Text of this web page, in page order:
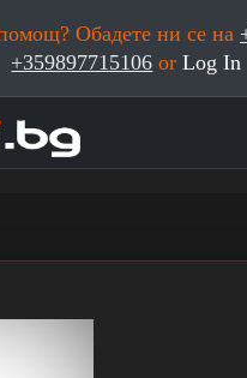
Обадете ни се на
+359897715106 orLog In